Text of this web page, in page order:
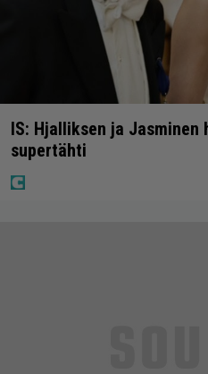
IS: Hjalliksen ja Jasminen
supertähti